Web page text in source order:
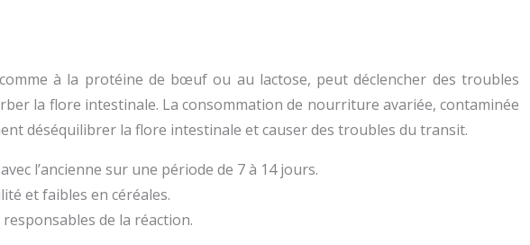
à la protéine de bœuf ou au lactose, peut déclencher des troubles
la flore intestinale. La consommation de nourriture avariée, contaminée
déséquilibrer la flore intestinale et causer des troubles du transit.
l’ancienne sur une période de 7 à 14 jours.
et faibles en céréales.
de la réaction.